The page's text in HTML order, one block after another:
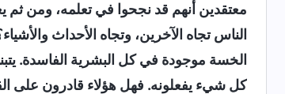
معتقدين أنهم قد نجحوا في تعلمه، ومن ثم
الناس تجاه الآخرين، وتجاه الأحداث
الخسة موجودة في كل البشرية الفاسدة.
كل شيء يفعلونه. فهل هؤلاء قادرون على